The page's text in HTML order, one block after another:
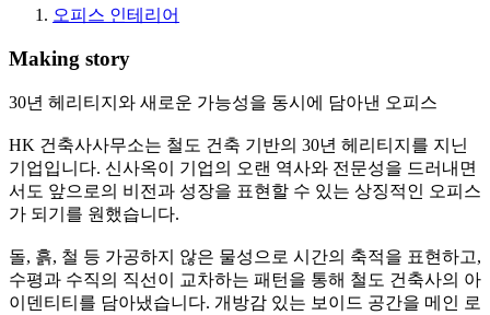
오피스 인테리어
Making story
30년 헤리티지와 새로운 가능성을 동시에 담아낸 오피스
HK 건축사사무소는 철도 건축 기반의 30년 헤리티지를 지닌
기업입니다. 신사옥이 기업의 오랜 역사와 전문성을 드러내면
서도 앞으로의 비전과 성장을 표현할 수 있는 상징적인 오피스
가 되기를 원했습니다.
돌, 흙, 철 등 가공하지 않은 물성으로 시간의 축적을 표현하고,
수평과 수직의 직선이 교차하는 패턴을 통해 철도 건축사의 아
이덴티티를 담아냈습니다. 개방감 있는 보이드 공간을 메인 로